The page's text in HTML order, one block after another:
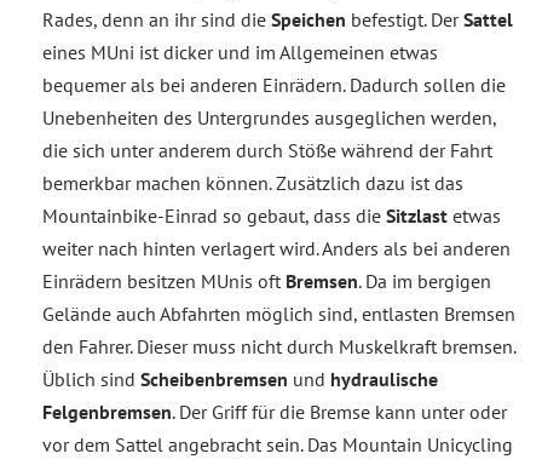
Rades, denn an ihr sind die Speichen befestigt. DerSattel
eines MUni ist dicker und im Allgemeinen etwas
bequemer als bei anderen Einrädern. Dadurch sollen die
Unebenheiten des Untergrundes ausgeglichen werden,
die sich unter anderem durch Stöße während der Fahrt
bemerkbar machen können. Zusätzlich dazu ist das
Mountainbike-Einrad so gebaut, dass die Sitzlast etwas
weiter nach hinten verlagert wird. Anders als bei anderen
Einrädern besitzen MUnis oft Bremsen. Da im bergigen
Gelände auch Abfahrten möglich sind, entlasten Bremsen
den Fahrer. Dieser muss nicht durch Muskelkraft bremsen.
Üblich sind Scheibenbremsen und hydraulische
Felgenbremsen. Der Griff für die Bremse kann unter oder
vor dem Sattel angebracht sein. Das Mountain Unicycling